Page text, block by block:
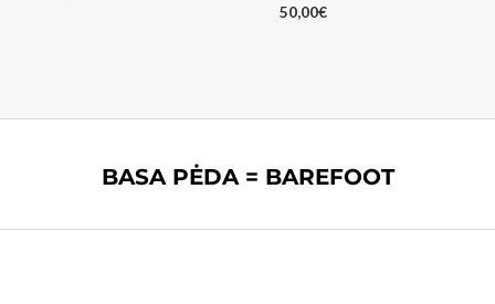
50,00€
BASA PĖDA = BAREFOOT